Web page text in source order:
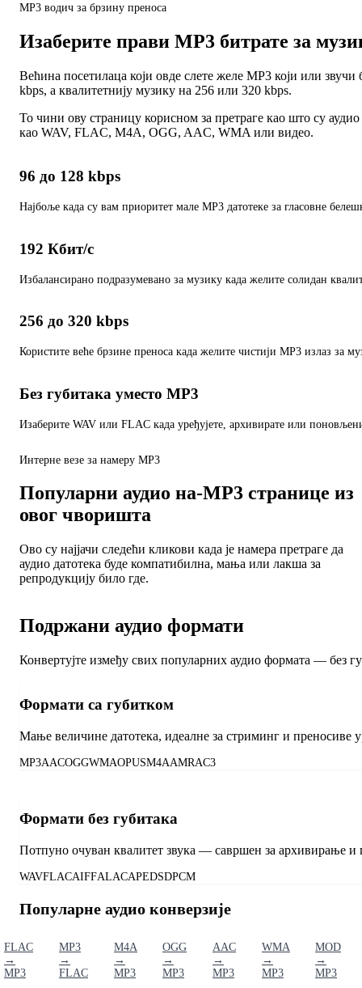
MP3 водич за брзину преноса
Изаберите прави MP3 битрате за
Већина посетилаца који овде слете желе MP3 који или
kbps, а квалитетнију музику на 256 или 320 kbps.
То чини ову страницу корисном за претраге као што су
као WAV, FLAC, M4A, OGG, AAC, WMA или видео.
96 до 128 kbps
Најбоље када су вам приоритет мале MP3 датотеке за гласовне
192 Кбит/с
Избалансирано подразумевано за музику када желите солидан
256 до 320 kbps
Користите веће брзине преноса када желите чистији MP3 излаз за
Без губитака уместо MP3
Изаберите WAV или FLAC када уређујете, архивирате или
Интерне везе за намеру MP3
Популарни аудио на-MP3 странице из
овог чворишта
Ово су најјачи следећи кликови када је намера претраге да
аудио датотека буде компатибилна, мања или лакша за
репродукцију било где.
Подржани аудио формати
Конвертујте између свих популарних аудио формата — без
Формати са губитком
Мање величине датотека, идеалне за стриминг и преносиве
MP3AACOGGWMAOPUSM4AAMRAC3
Формати без губитака
Потпуно очуван квалитет звука — савршен за архивирање и
WAVFLACAIFFALACAPEDSDPCM
Популарне аудио конверзије
FLAC
→
MP3
MP3
→
FLAC
M4A
→
MP3
OGG
→
MP3
AAC
→
MP3
WMA
→
MP3
MOD
→
MP3